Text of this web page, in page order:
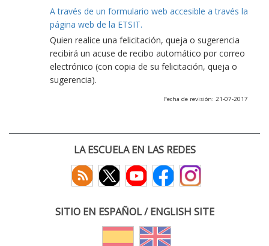
A través de un formulario web accesible a través la
página web de la ETSIT.
Quien realice una felicitación, queja o sugerencia
recibirá un acuse de recibo automático por correo
electrónico (con copia de su felicitación, queja o
sugerencia).
Fecha de revisión: 21-07-2017
LA ESCUELA EN LAS REDES
SITIO EN ESPAÑOL / ENGLISH SITE